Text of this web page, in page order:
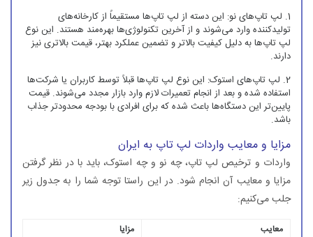
لپ تاپ‌های نو: این دسته از لپ تاپ‌ها مستقیماً از کارخانه‌های
تولیدکننده وارد می‌شوند و از آخرین تکنولوژی‌ها بهره‌مند هستند. این نوع
لپ تاپ‌ها به دلیل کیفیت بالاتر و تضمین عملکرد بهتر، قیمت بالاتری نیز
دارند.
لپ تاپ‌های استوک: این نوع لپ تاپ‌ها قبلاً توسط کاربران یا شرکت‌ها
استفاده شده و بعد از انجام تعمیرات لازم وارد بازار مجدد می‌شوند. قیمت
پایین‌تر این دستگاه‌ها باعث شده که برای افرادی با بودجه محدودتر جذاب
باشد.
مزایا و معایب واردات لپ تاپ به ایران
واردات و ترخیص لپ تاپ، چه نو و چه استوک، باید با در نظر گرفتن
مزایا و معایب آن انجام شود. در این راستا توجه شما را به جدول زیر
جلب می‌کنیم:
معایب
مزایا